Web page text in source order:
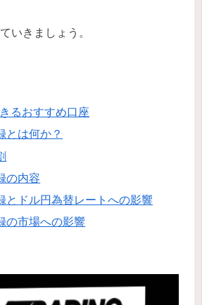
いきましょう。
るおすすめ口座
とは何か？
の内容
とドル円為替レートへの影響
の市場への影響